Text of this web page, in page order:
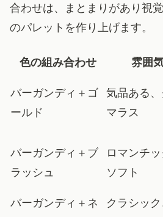
合わせは、まとまりがあり視
のパレットを作り上げます。
色の組み合わせ 雰囲
バーガンディ＋ゴ
ールド
気品ある、
マラス
バーガンディ＋ブ
ラッシュ
ロマンチッ
ソフト
バーガンディ＋ネ
クラシッ